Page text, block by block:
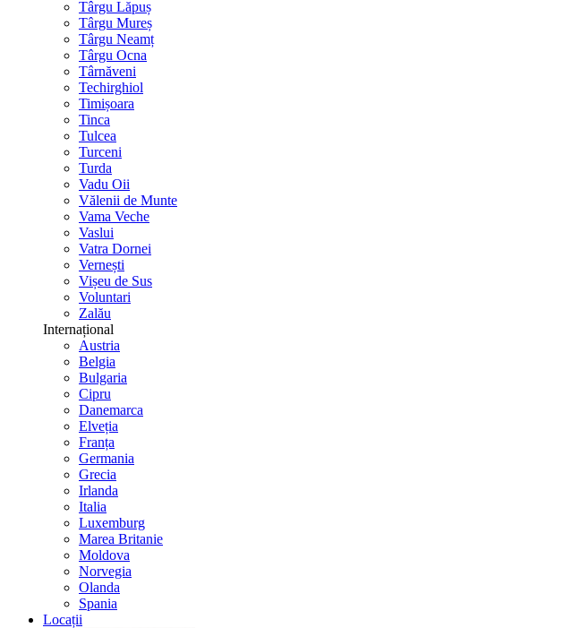
Târgu Lăpuș
Târgu Mureș
Târgu Neamț
Târgu Ocna
Târnăveni
Techirghiol
Timișoara
Tinca
Tulcea
Turceni
Turda
Vadu Oii
Vălenii de Munte
Vama Veche
Vaslui
Vatra Dornei
Vernești
Vișeu de Sus
Voluntari
Zalău
Internațional
Austria
Belgia
Bulgaria
Cipru
Danemarca
Elveția
Franța
Germania
Grecia
Irlanda
Italia
Luxemburg
Marea Britanie
Moldova
Norvegia
Olanda
Spania
Locații